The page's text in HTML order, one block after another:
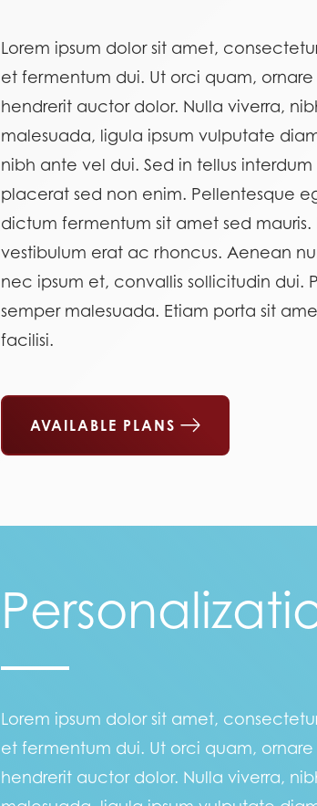
Lorem ipsum dolor sit amet,
et fermentum dui. Ut orci quam, ornare
hendrerit auctor dolor. Nulla viverra,
malesuada, ligula ipsum vulputate
nibh ante vel dui. Sed in tellus
placerat sed non enim. Pellentesque
dictum fermentum sit amet sed mauris.
vestibulum erat ac rhoncus. Aenean
nec ipsum et, convallis sollicitudin dui.
semper malesuada. Etiam porta sit
facilisi.
AVAILABLE PLANS
Lorem ipsum dolor sit amet,
et fermentum dui. Ut orci quam, ornare
hendrerit auctor dolor. Nulla viverra,